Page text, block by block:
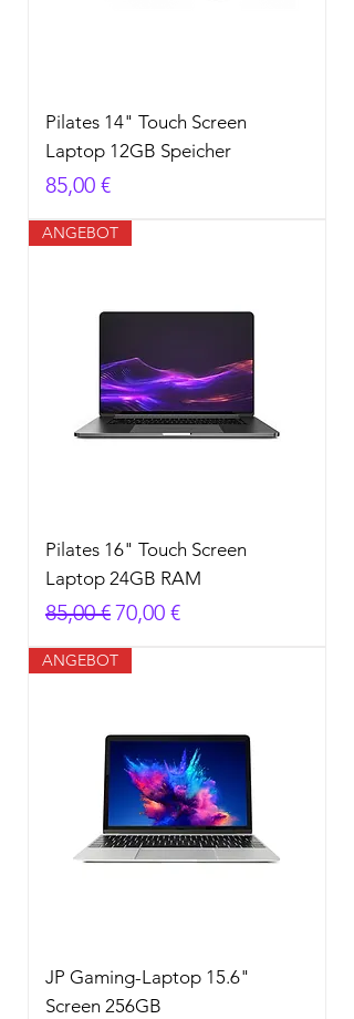
Pilates 14" Touch Screen
Laptop 12GB Speicher
Preis
85,00 €
ANGEBOT
Pilates 16" Touch Screen
Laptop 24GB RAM
Standardpreis
85,00 €Sale-Preis
70,00 €
ANGEBOT
JP Gaming-Laptop 15.6"
Screen 256GB